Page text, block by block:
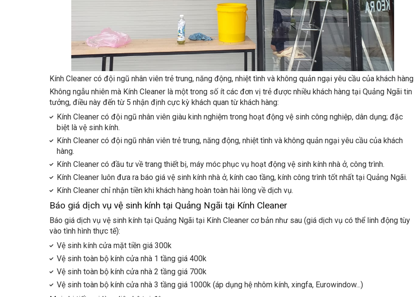
Kính Cleaner có đội ngũ nhân viên trẻ trung, năng động, nhiệt tình và không quản ngại yêu cầu của khách hàng
Không ngẫu nhiên mà Kính Cleaner là một trong số ít các đơn vị trẻ được nhiều khách hàng tại Quảng Ngãi tin
tưởng, điều này đến từ 5 nhận định cực kỳ khách quan từ khách hàng:
Kính Cleaner có đội ngũ nhân viên giàu kinh nghiệm trong hoạt động vệ sinh công nghiệp, dân dụng; đặc
biệt là vệ sinh kính.
Kính Cleaner có đội ngũ nhân viên trẻ trung, năng động, nhiệt tình và không quản ngại yêu cầu của khách
hàng.
Kính Cleaner có đầu tư về trang thiết bị, máy móc phục vụ hoạt động vệ sinh kính nhà ở, công trình.
Kính Cleaner luôn đưa ra báo giá vệ sinh kính nhà ở, kính cao tầng, kính công trình tốt nhất tại Quảng Ngãi.
Kính Cleaner chỉ nhận tiền khi khách hàng hoàn toàn hài lòng về dịch vụ.
Báo giá dịch vụ vệ sinh kính tại Quảng Ngãi tại Kính Cleaner
Báo giá dịch vụ vệ sinh kính tại Quảng Ngãi tại Kính Cleaner cơ bản như sau (giá dịch vụ có thể linh động tùy
vào tình hình thực tế):
Vệ sinh kính cửa mặt tiền giá 300k
Vệ sinh toàn bộ kính cửa nhà 1 tầng giá 400k
Vệ sinh toàn bộ kính cửa nhà 2 tầng giá 700k
Vệ sinh toàn bộ kính cửa nhà 3 tầng giá 1000k (áp dụng hệ nhôm kính, xingfa, Eurowindow...)